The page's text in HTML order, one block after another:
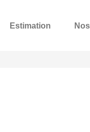
Estimation